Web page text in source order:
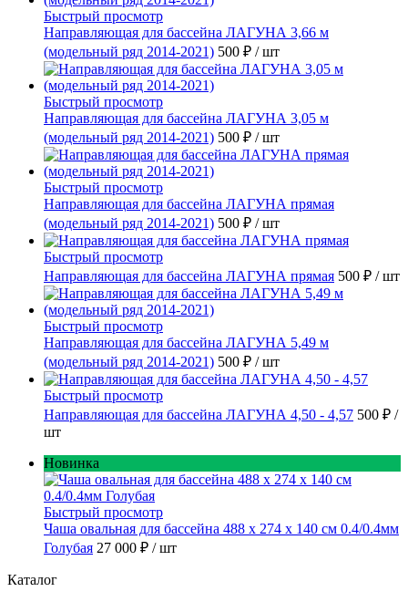
Быстрый просмотр
Направляющая для бассейна ЛАГУНА 3,66 м
(модельный ряд 2014-2021) 500 ₽ / шт
Быстрый просмотр
Направляющая для бассейна ЛАГУНА 3,05 м
(модельный ряд 2014-2021) 500 ₽ / шт
Быстрый просмотр
Направляющая для бассейна ЛАГУНА прямая
(модельный ряд 2014-2021) 500 ₽ / шт
Быстрый просмотр
Направляющая для бассейна ЛАГУНА прямая 500 ₽ / шт
Быстрый просмотр
Направляющая для бассейна ЛАГУНА 5,49 м
(модельный ряд 2014-2021) 500 ₽ / шт
Быстрый просмотр
Направляющая для бассейна ЛАГУНА 4,50 - 4,57 500 ₽ /
шт
Новинка
Быстрый просмотр
Чаша овальная для бассейна 488 х 274 х 140 см 0.4/0.4мм
Голубая 27 000 ₽ / шт
Каталог